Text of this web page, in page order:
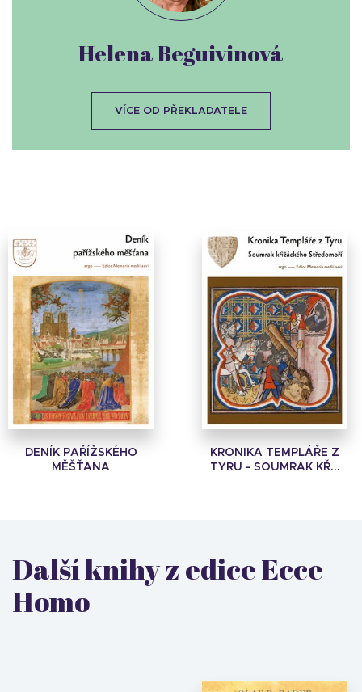
DENÍK PAŘÍŽSKÉHO
MĚŠŤANA
KRONIKA TEMPLÁŘE Z
TYRU - SOUMRAK KŘ...
Helena Beguivinová
VÍCE OD PŘEKLADATELE
Další knihy z edice Ecce
Homo